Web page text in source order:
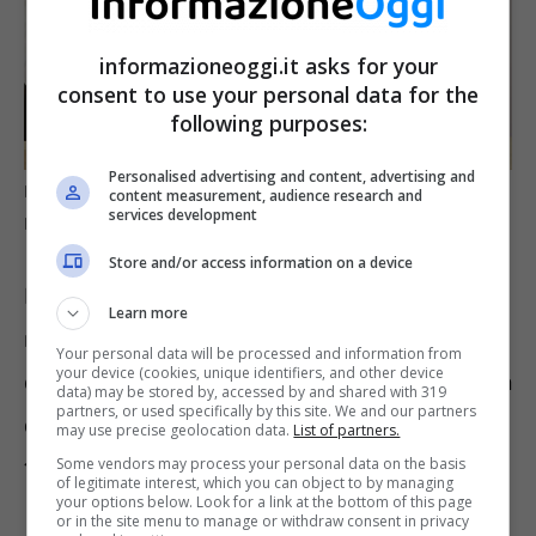
Pensione anticipata e pagamento primo assegno –
Informazioneoggi.it
Per accedere alla pensione anticipata non è
richiesto il requisito anagrafica, ma solo
quello contributivo, ed esattamente: anzianità
contributiva di 42 e 10 mesi per l’uomo e 41 e
10 mesi per la donna.
informazioneoggi.it asks for your
consent to use your personal data for the
following purposes:
Personalised advertising and content, advertising and
content measurement, audience research and
services development
Store and/or access information on a device
Learn more
Your personal data will be processed and information from
your device (cookies, unique identifiers, and other device
data) may be stored by, accessed by and shared with 319
partners, or used specifically by this site. We and our partners
may use precise geolocation data. List of partners.
Some vendors may process your personal data on the basis
of legitimate interest, which you can object to by managing
your options below. Look for a link at the bottom of this page
or in the site menu to manage or withdraw consent in privacy